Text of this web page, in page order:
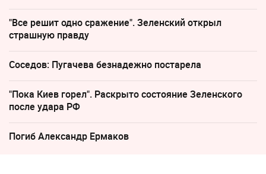
"Все решит одно сражение". Зеленский открыл
страшную правду
Соседов: Пугачева безнадежно постарела
"Пока Киев горел". Раскрыто состояние Зеленского
после удара РФ
Погиб Александр Ермаков